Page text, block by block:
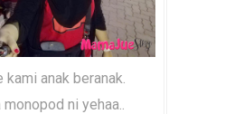
kami anak beranak.
ni yehaa..